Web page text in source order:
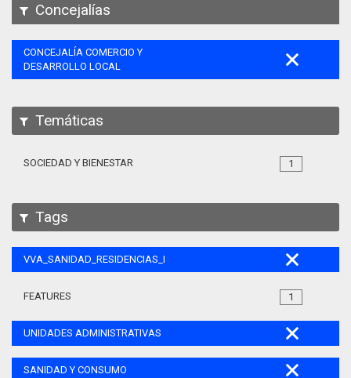
Concejalías
CONCEJALÍA COMERCIO Y
DESARROLLO LOCAL
Temáticas
1
SOCIEDAD Y BIENESTAR
Tags
VVA_SANIDAD_RESIDENCIAS_MAYORES_105
1
FEATURES
UNIDADES ADMINISTRATIVAS
SANIDAD Y CONSUMO